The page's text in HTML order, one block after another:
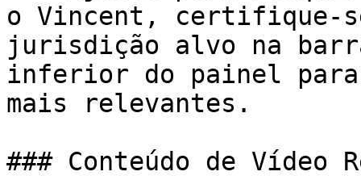
o Vincent, certifique-
jurisdição alvo na
inferior do painel para
mais relevantes.
### Conteúdo de Vídeo